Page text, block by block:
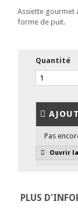
Assiette gourmet
forme de puit.
Quantité
Pas
Ouvrir
PLUS